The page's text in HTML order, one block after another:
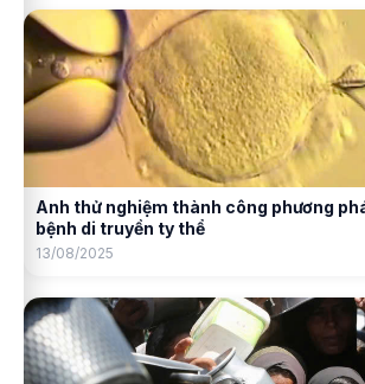
Anh thử nghiệm thành công phương
bệnh di truyền ty thể
13/08/2025